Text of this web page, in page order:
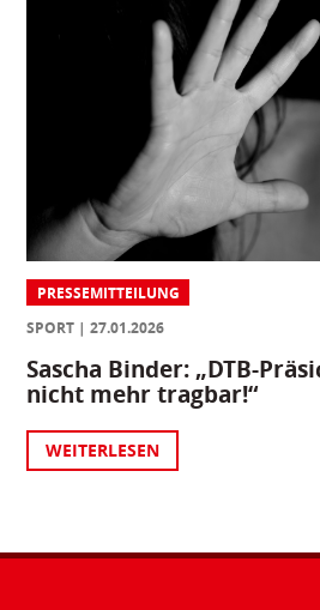
PRESSEMITTEILUNG
SPORT
27.01.2026
Sascha Binder: „DTB-
nicht mehr tragbar!“
WEITERLESEN